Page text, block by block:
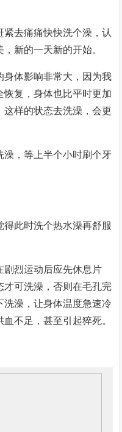
去痛痛快快洗个澡，认
新的一天新的开始。
身体影响非常大，因为我
复，身体也比平时更加
这样的状态去洗澡，会更
澡，等上半个小时刷个牙
此时洗个热水澡再舒服
剧烈运动后应先休息片
才可洗澡，否则在毛孔完
洗澡，让身体温度急速冷
不足，甚至引起猝死。